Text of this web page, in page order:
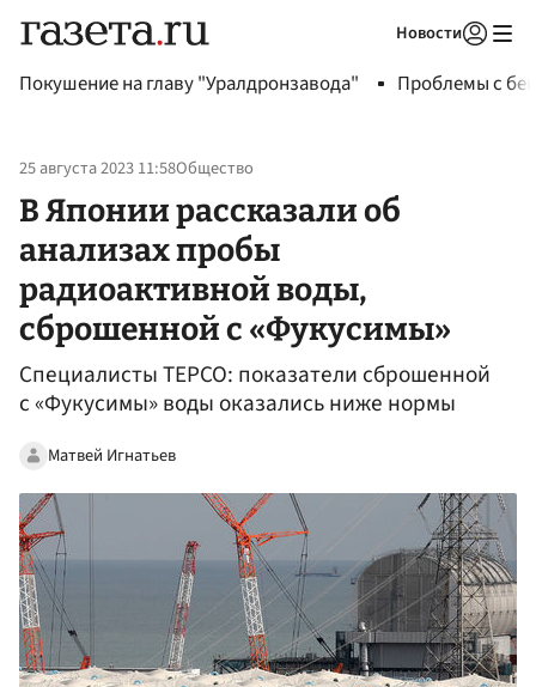
Новости
Покушение на главу "Уралдронзавода" Проблемы с
25 августа 2023 11:58Общество
В Японии рассказали об
анализах пробы
радиоактивной воды,
сброшенной с «Фукусимы»
Специалисты TEPCO: показатели сброшенной
с «Фукусимы» воды оказались ниже нормы
Матвей Игнатьев